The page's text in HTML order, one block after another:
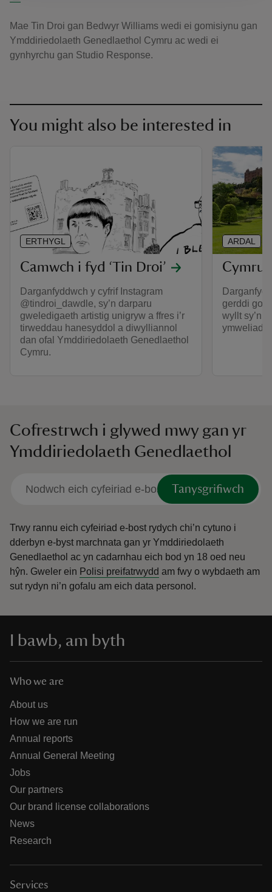
Mae Tin Droi gan Bedwyr Williams wedi ei gomisiynu gan
Ymddiriedolaeth Genedlaethol Cymru ac wedi ei
gynhyrchu gan Studio Response.
You might also be interested in
Camwch i fyd ‘Tin Droi’
Darganfyddwch y cyfrif Instagram
@tindroi_dawdle, sy’n darparu
gweledigaeth artistig unigryw a ffres i’r
tirweddau hanesyddol a diwylliannol
dan ofal Ymddiriedolaeth Genedlaethol
Cymru.
ERTHYGL
Cymru
gerddi
wyllt sy’n
ymweliad
ARDAL
Cofrestrwch i glywed mwy gan yr
Ymddiriedolaeth Genedlaethol
Tanysgrifiwch
Trwy rannu eich cyfeiriad e-bost rydych chi’n cytuno i
dderbyn e-byst marchnata gan yr Ymddiriedolaeth
Genedlaethol ac yn cadarnhau eich bod yn 18 oed neu
hŷn. Gweler ein Polisi preifatrwydd am fwy o wybdaeth am
sut rydyn ni’n gofalu am eich data personol.
I bawb, am byth
Who we are
About us
How we are run
Annual reports
Annual General Meeting
Jobs
Our partners
Our brand license collaborations
News
Research
Services